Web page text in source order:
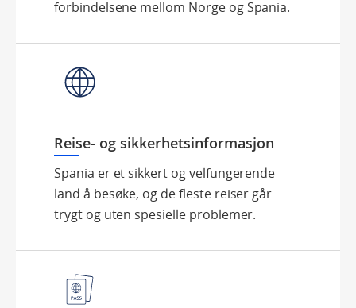
forbindelsene mellom Norge og Spania.
Reise- og sikkerhetsinformasjon
Spania er et sikkert og velfungerende
land å besøke, og de fleste reiser går
trygt og uten spesielle problemer.